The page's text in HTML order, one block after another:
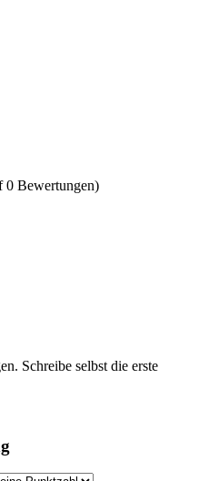
0 Bewertungen)
Schreibe selbst die erste